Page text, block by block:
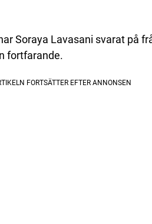
Soraya Lavasani svarat på
fortfarande.